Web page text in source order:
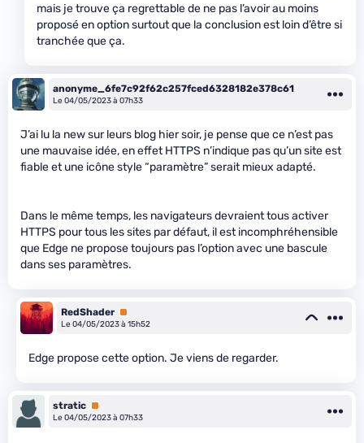
mais je trouve ça regrettable de ne pas l’avoir au moins
proposé en option surtout que la conclusion est loin d’être si
tranchée que ça.
anonyme_6fe7c92f62c257fced6328182e378c61
Le 04/05/2023 à 07h33
J’ai lu la new sur leurs blog hier soir, je pense que ce n’est pas
une mauvaise idée, en effet HTTPS n’indique pas qu’un site est
fiable et une icône style “paramètre” serait mieux adapté.
Dans le même temps, les navigateurs devraient tous activer
HTTPS pour tous les sites par défaut, il est incomphréhensible
que Edge ne propose toujours pas l’option avec une bascule
dans ses paramètres.
RedShader Premium
Le 04/05/2023 à 15h52
Edge propose cette option. Je viens de regarder.
stratic Premium
Le 04/05/2023 à 07h33